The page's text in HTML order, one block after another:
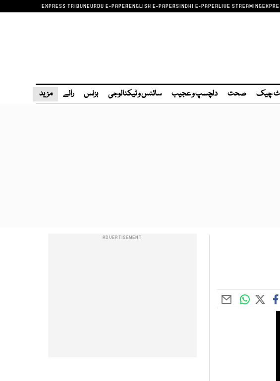
EXPRESS TRIBUNEURDU E-PAPERENGLISH E-PAPERSINDHI E-PAPERLIVE STREAMING
چیک صحت دلچسپ و عجیب سائنس و ٹیکنالوجی بزنس رائے مزید